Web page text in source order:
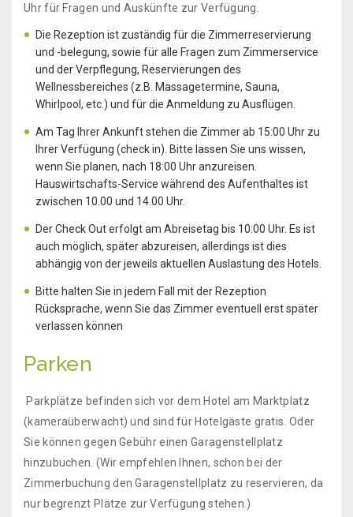
Uhr für Fragen und Auskünfte zur Verfügung.
Die Rezeption ist zuständig für die Zimmerreservierung
und -belegung, sowie für alle Fragen zum Zimmerservice
und der Verpflegung, Reservierungen des
Wellnessbereiches (z.B. Massagetermine, Sauna,
Whirlpool, etc.) und für die Anmeldung zu Ausflügen.
Am Tag Ihrer Ankunft stehen die Zimmer ab 15:00 Uhr zu
Ihrer Verfügung (check in). Bitte lassen Sie uns wissen,
wenn Sie planen, nach 18:00 Uhr anzureisen.
Hauswirtschafts-Service während des Aufenthaltes ist
zwischen 10.00 und 14.00 Uhr.
Der Check Out erfolgt am Abreisetag bis 10:00 Uhr. Es ist
auch möglich, später abzureisen, allerdings ist dies
abhängig von der jeweils aktuellen Auslastung des Hotels.
Bitte halten Sie in jedem Fall mit der Rezeption
Rücksprache, wenn Sie das Zimmer eventuell erst später
verlassen können
Parken
Parkplätze befinden sich vor dem Hotel am Marktplatz
(kameraüberwacht) und sind für Hotelgäste gratis. Oder
Sie können gegen Gebühr einen Garagenstellplatz
hinzubuchen. (Wir empfehlen Ihnen, schon bei der
Zimmerbuchung den Garagenstellplatz zu reservieren, da
nur begrenzt Plätze zur Verfügung stehen.)